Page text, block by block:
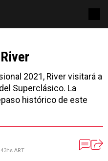
2021, River visitará a
Superclásico. La
histórico de este
ART